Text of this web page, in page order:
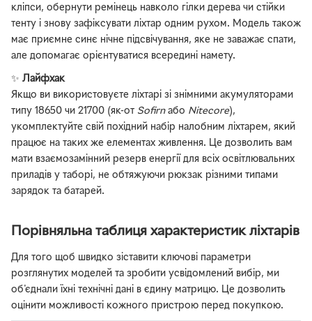
кліпси, обернути ремінець навколо гілки дерева чи стійки
тенту і знову зафіксувати ліхтар одним рухом. Модель також
має приємне синє нічне підсвічування, яке не заважає спати,
але допомагає орієнтуватися всередині намету.
✨ Лайфхак
Якщо ви використовуєте ліхтарі зі знімними акумуляторами
типу 18650 чи 21700 (як-от Sofirnабо Nitecore),
укомплектуйте свій похідний набір налобним ліхтарем, який
працює на таких же елементах живлення. Це дозволить вам
мати взаємозамінний резерв енергії для всіх освітлювальних
приладів у таборі, не обтяжуючи рюкзак різними типами
зарядок та батарей.
Порівняльна таблиця характеристик ліхтарів
Для того щоб швидко зіставити ключові параметри
розглянутих моделей та зробити усвідомлений вибір, ми
об'єднали їхні технічні дані в єдину матрицю. Це дозволить
оцінити можливості кожного пристрою перед покупкою.